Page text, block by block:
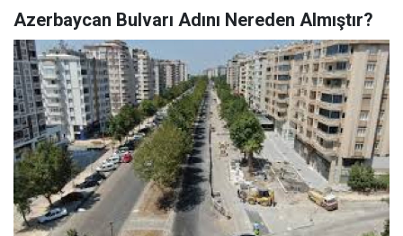
Azerbaycan Bulvarı Adını Nereden Almıştır?